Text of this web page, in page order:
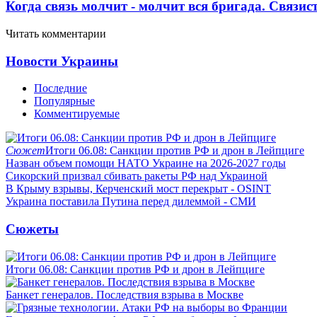
Когда связь молчит - молчит вся бригада.
Читать комментарии
Новости Украины
Последние
Популярные
Комментируемые
СюжетИтоги 06.08: Санкции против РФ и дрон в Лейпциге
Назван объем помощи НАТО Украине на 2026-2027 годы
Сикорский призвал сбивать ракеты РФ над Украиной
В Крыму взрывы, Керченский мост перекрыт - OSINT
Украина поставила Путина перед дилеммой - СМИ
Сюжеты
Итоги 06.08: Санкции против РФ и дрон в Лейпциге
Банкет генералов. Последствия взрыва в Москве